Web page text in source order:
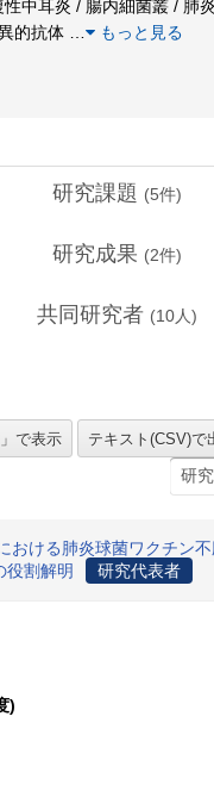
中耳炎 / 腸内細菌叢 / 肺
的抗体
もっと見る
研究課題 (5件)
研究成果 (2件)
共同研究者 (10人)
おける肺炎球菌ワクチン
役割解明
研究代表者
)